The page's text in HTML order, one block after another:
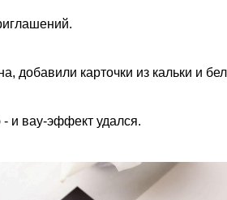
добавили карточки из кальки и
и вау-эффект удался.